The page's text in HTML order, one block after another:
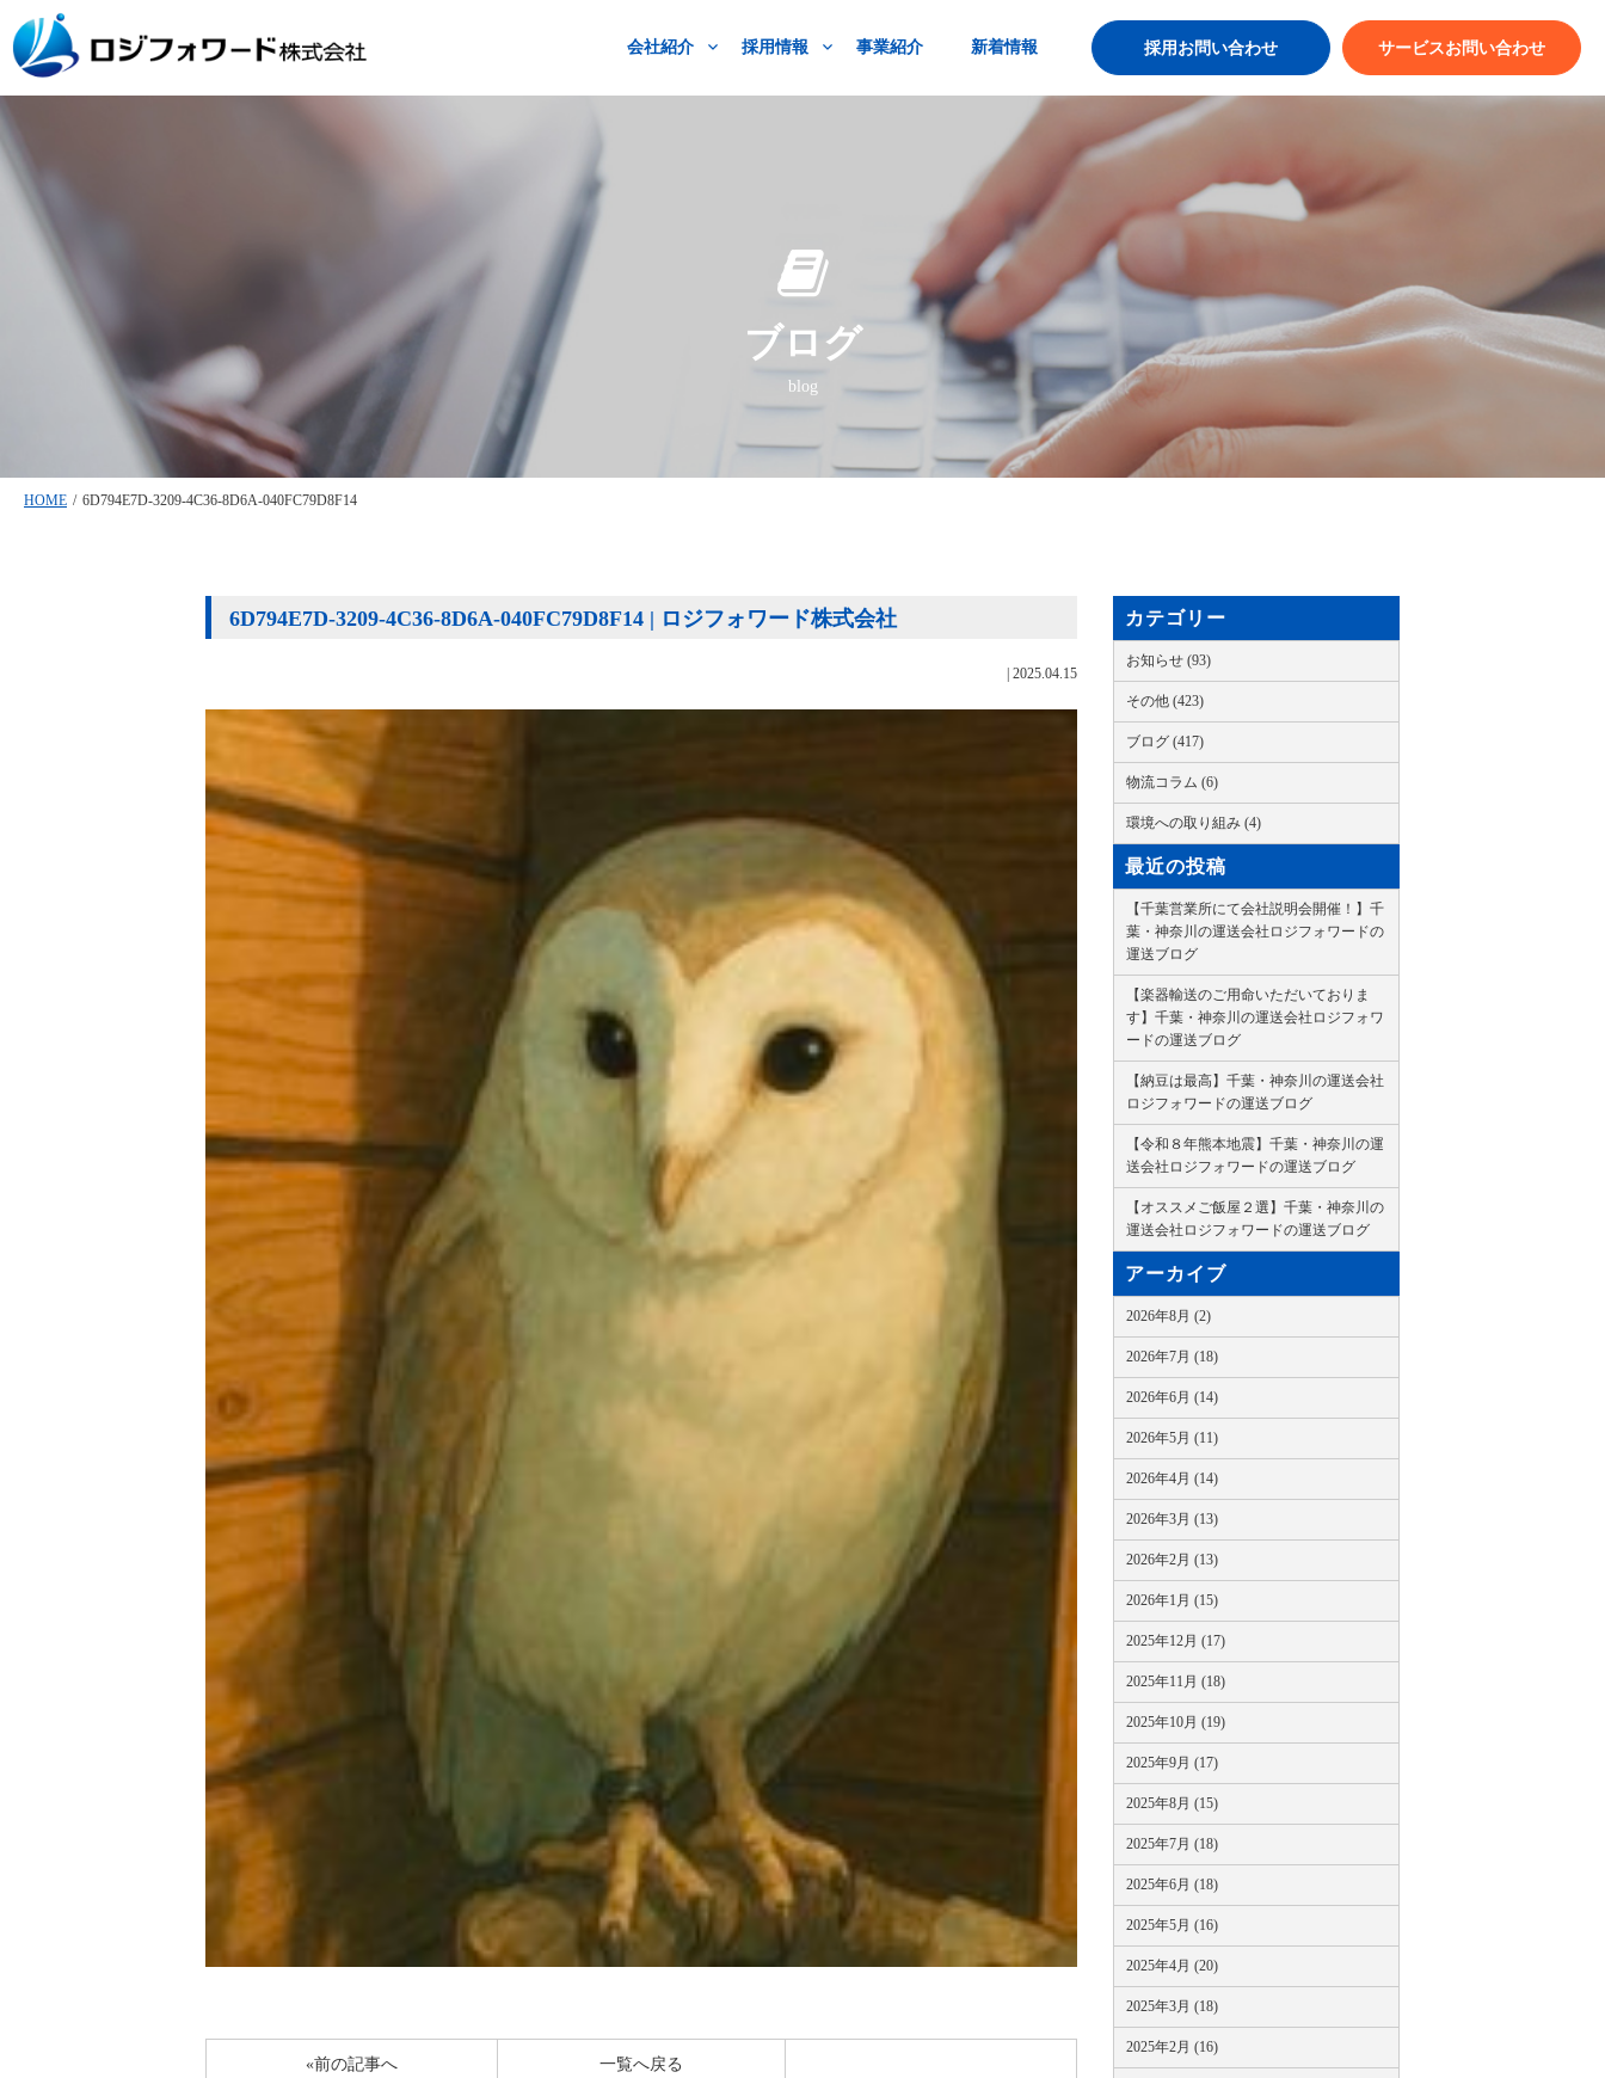
会社紹介 採用情報 事業紹介 新着情報 採用お問い合わせ サービスお問い合わせ
ブログ
blog
HOME / 6D794E7D-3209-4C36-8D6A-040FC79D8F14
6D794E7D-3209-4C36-8D6A-040FC79D8F14 | ロジフォワード株式会社
2025.04.15
«前の記事へ 一覧へ戻る
カテゴリー
お知らせ (93)
その他 (423)
ブログ (417)
物流コラム (6)
環境への取り組み (4)
最近の投稿
【千葉営業所にて会社説明会開催！】千
葉・神奈川の運送会社ロジフォワードの
運送ブログ
【楽器輸送のご用命いただいておりま
す】千葉・神奈川の運送会社ロジフォワ
ードの運送ブログ
【納豆は最高】千葉・神奈川の運送会社
ロジフォワードの運送ブログ
【令和８年熊本地震】千葉・神奈川の運
送会社ロジフォワードの運送ブログ
【オススメご飯屋２選】千葉・神奈川の
運送会社ロジフォワードの運送ブログ
アーカイブ
2026年8月 (2)
2026年7月 (18)
2026年6月 (14)
2026年5月 (11)
2026年4月 (14)
2026年3月 (13)
2026年2月 (13)
2026年1月 (15)
2025年12月 (17)
2025年11月 (18)
2025年10月 (19)
2025年9月 (17)
2025年8月 (15)
2025年7月 (18)
2025年6月 (18)
2025年5月 (16)
2025年4月 (20)
2025年3月 (18)
2025年2月 (16)